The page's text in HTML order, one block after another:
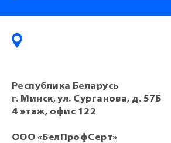
Республика Беларусь
г. Минск, ул. Сурганова, д. 57Б
4 этаж, офис 122
ООО «БелПрофСерт»